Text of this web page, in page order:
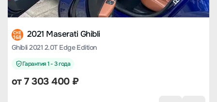
CHE
168 2021 Maserati Ghibli
Ghibli 2021 2.0T Edge Edition
Гарантия 1 - 3 года
от7 303 400₽